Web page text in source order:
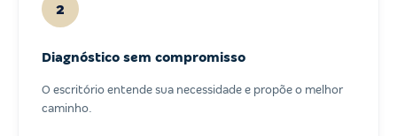
2
Diagnóstico sem compromisso
O escritório entende sua necessidade e propõe o melhor
caminho.